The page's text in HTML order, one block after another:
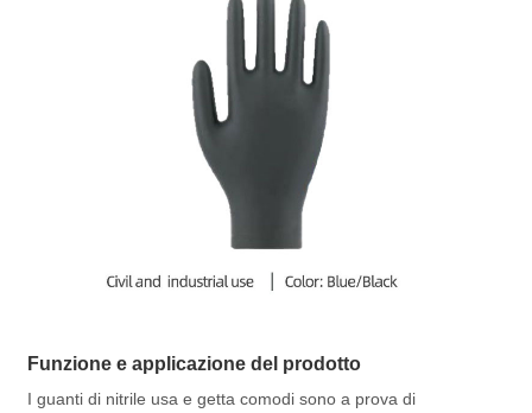
Funzione e applicazione del prodotto
I guanti di nitrile usa e getta comodi sono a prova di